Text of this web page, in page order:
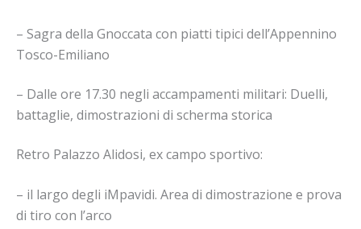
– Sagra della Gnoccata con piatti tipici dell’Appennino
Tosco-Emiliano
– Dalle ore 17.30 negli accampamenti militari: Duelli,
battaglie, dimostrazioni di scherma storica
Retro Palazzo Alidosi, ex campo sportivo:
– il largo degli iMpavidi. Area di dimostrazione e prova
di tiro con l’arco